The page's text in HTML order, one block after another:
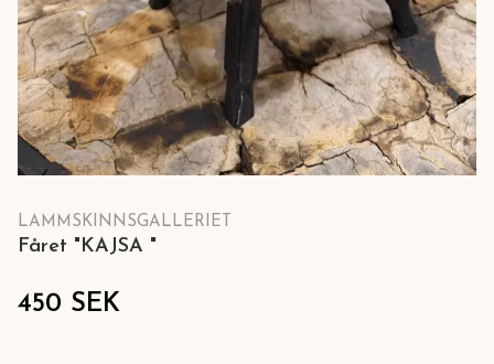
LAMMSKINNSGALLERIET
Fåret "KAJSA "
450 SEK